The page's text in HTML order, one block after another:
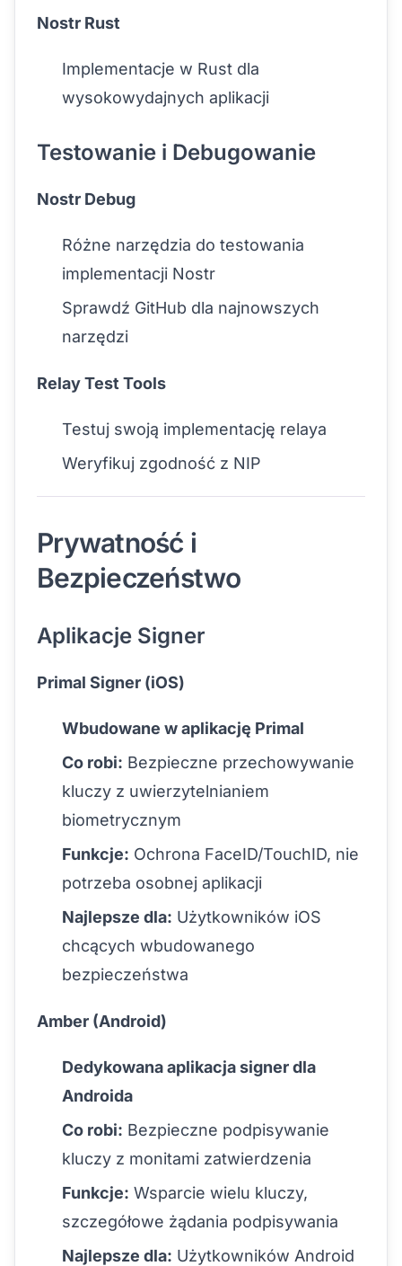
Nostr Rust
Implementacje w Rust dla
wysokowydajnych aplikacji
Testowanie i Debugowanie
Nostr Debug
Różne narzędzia do testowania
implementacji Nostr
Sprawdź GitHub dla najnowszych
narzędzi
Relay Test Tools
Testuj swoją implementację relaya
Weryfikuj zgodność z NIP
Prywatność i
Bezpieczeństwo
Aplikacje Signer
Primal Signer (iOS)
Wbudowane w aplikację Primal
Co robi: Bezpieczne przechowywanie
kluczy z uwierzytelnianiem
biometrycznym
Funkcje: Ochrona FaceID/TouchID, nie
potrzeba osobnej aplikacji
Najlepsze dla: Użytkowników iOS
chcących wbudowanego
bezpieczeństwa
Amber (Android)
Dedykowana aplikacja signer dla
Androida
Co robi: Bezpieczne podpisywanie
kluczy z monitami zatwierdzenia
Funkcje: Wsparcie wielu kluczy,
szczegółowe żądania podpisywania
Najlepsze dla: Użytkowników Android